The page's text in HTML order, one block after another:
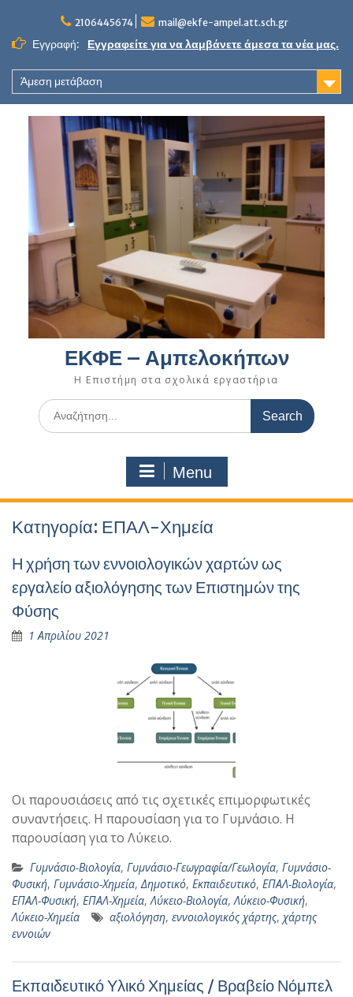
content
2106445674 mail@ekfe-ampel.att.sch.gr
Εγγραφή: Εγγραφείτε για να λαμβάνετε άμεσα τα νέα μας.
Άμεση μετάβαση
ΕΚΦΕ – Αμπελοκήπων
Η Επιστήμη στα σχολικά εργαστήρια
Search
for:
Menu
Κατηγορία: ΕΠΑΛ-Χημεία
Η χρήση των εννοιολογικών χαρτών ως
εργαλείο αξιολόγησης των Επιστημών της
Φύσης
1 Απριλίου 2021
Οι παρουσιάσεις από τις σχετικές επιμορφωτικές
συναντήσεις. Η παρουσίαση για το Γυμνάσιο. Η
παρουσίαση για το Λύκειο.
Γυμνάσιο-Βιολογία, Γυμνάσιο-Γεωγραφία/Γεωλογία, Γυμνάσιο-
Φυσική, Γυμνάσιο-Χημεία,Δημοτικό, Εκπαιδευτικό, ΕΠΑΛ-Βιολογία,
ΕΠΑΛ-Φυσική, ΕΠΑΛ-Χημεία,Λύκειο-Βιολογία,Λύκειο-Φυσική,
Λύκειο-Χημεία
αξιολόγηση, εννοιολογικός χάρτης, χάρτης
εννοιών
Εκπαιδευτικό Υλικό Χημείας / Βραβείο Νόμπελ